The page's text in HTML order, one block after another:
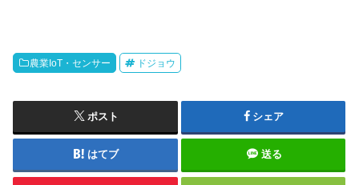
農業IoT・センサー ドジョウ
ポスト シェア
はてブ 送る